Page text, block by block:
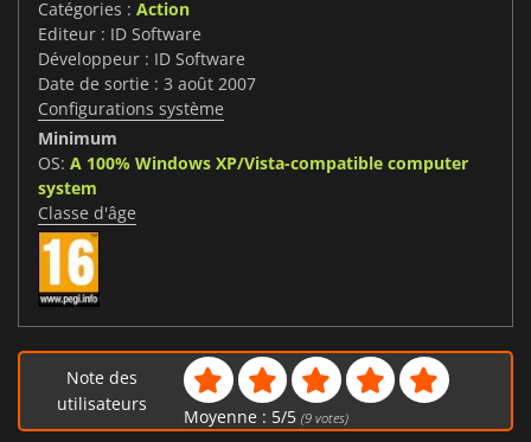
Catégories : Action
Editeur : ID Software
Développeur : ID Software
Date de sortie : 3 août 2007
Configurations système
Minimum
OS: A 100% Windows XP/Vista-compatible computer
system
Classe d'âge
Note des
utilisateurs
Moyenne : 5/5 (9votes)